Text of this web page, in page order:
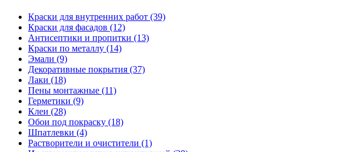
Краски для внутренних работ (39)
Краски для фасадов (12)
Антисептики и пропитки (13)
Краски по металлу (14)
Эмали (9)
Декоративные покрытия (37)
Лаки (18)
Пены монтажные (11)
Герметики (9)
Клеи (28)
Обои под покраску (18)
Шпатлевки (4)
Растворители и очистители (1)